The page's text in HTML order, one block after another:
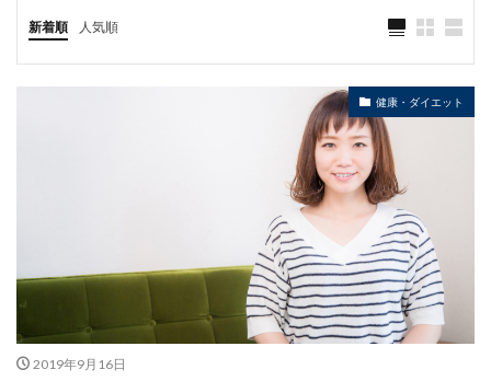
新着順 人気順
健康・ダイエット
2019年9月16日